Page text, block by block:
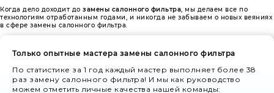
Когда дело доходит до замены салонного фильтра , мы делаем все по
технологиям отработанным годами, и никогда не забываем о новых веяниях
в сфере замены салонного фильтра.
Только опытные мастера замены салонного фильтра
По статистике за 1 год каждый мастер выполняет более 38
раз замену салонного фильтра! И мы как руководство
можем отметить личные качества нашей команды: